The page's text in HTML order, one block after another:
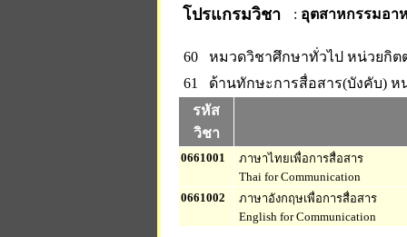
โปรแกรมวิชา : อุตสาหกรรมอา
60 หมวดวิชาศึกษาทั่วไป หน่วยกิต
61 ด้านทักษะการสื่อสาร(บังคับ) ห
รหัส
วิชา
0661001
ภาษาไทยเพื่อการสื่อสาร
Thai for Communication
0661002
ภาษาอังกฤษเพื่อการสื่อสาร
English for Communication